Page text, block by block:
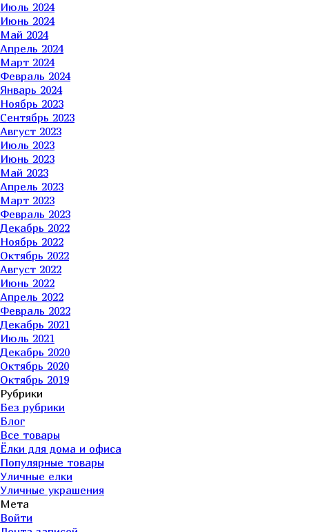
Июль 2024
Июнь 2024
Май 2024
Апрель 2024
Март 2024
Февраль 2024
Январь 2024
Ноябрь 2023
Сентябрь 2023
Август 2023
Июль 2023
Июнь 2023
Май 2023
Апрель 2023
Март 2023
Февраль 2023
Декабрь 2022
Ноябрь 2022
Октябрь 2022
Август 2022
Июнь 2022
Апрель 2022
Февраль 2022
Декабрь 2021
Июль 2021
Декабрь 2020
Октябрь 2020
Октябрь 2019
Рубрики
Без рубрики
Блог
Все товары
Ёлки для дома и офиса
Популярные товары
Уличные елки
Уличные украшения
Мета
Войти